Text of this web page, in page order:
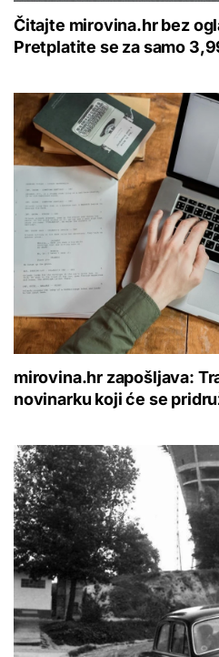
Čitajte mirovina.hr bez
Pretplatite se za samo
mirovina.hr zapošljava:
novinarku koji će se